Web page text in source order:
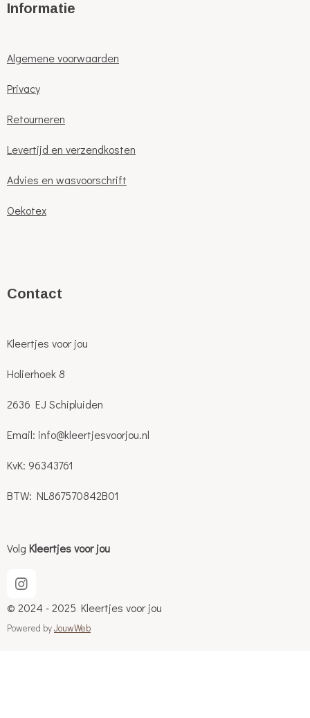
Informatie
Algemene voorwaarden
Privacy
Retourneren
Levertijd en verzendkosten
Advies en wasvoorschrift
Oekotex
Contact
Kleertjes voor jou
Holierhoek 8
2636 EJ Schipluiden
Email: info@kleertjesvoorjou.nl
KvK: 96343761
BTW: NL867570842B01
Volg Kleertjes voor jou
I
n
s
t
© 2024 - 2025 Kleertjes voor jou
Powered byJouwWeb